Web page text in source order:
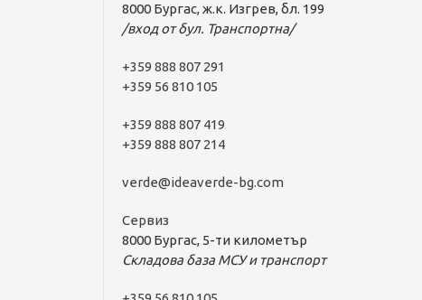
8000 Бургас, ж.к. Изгрев, бл. 199
/вход от бул. Транспортна/
+359 888 807 291
+359 56 810 105
+359 888 807 419
+359 888 807 214
verde@ideaverde-bg.com
Сервиз
8000 Бургас, 5-ти километър
Складова база МСУ и транспорт